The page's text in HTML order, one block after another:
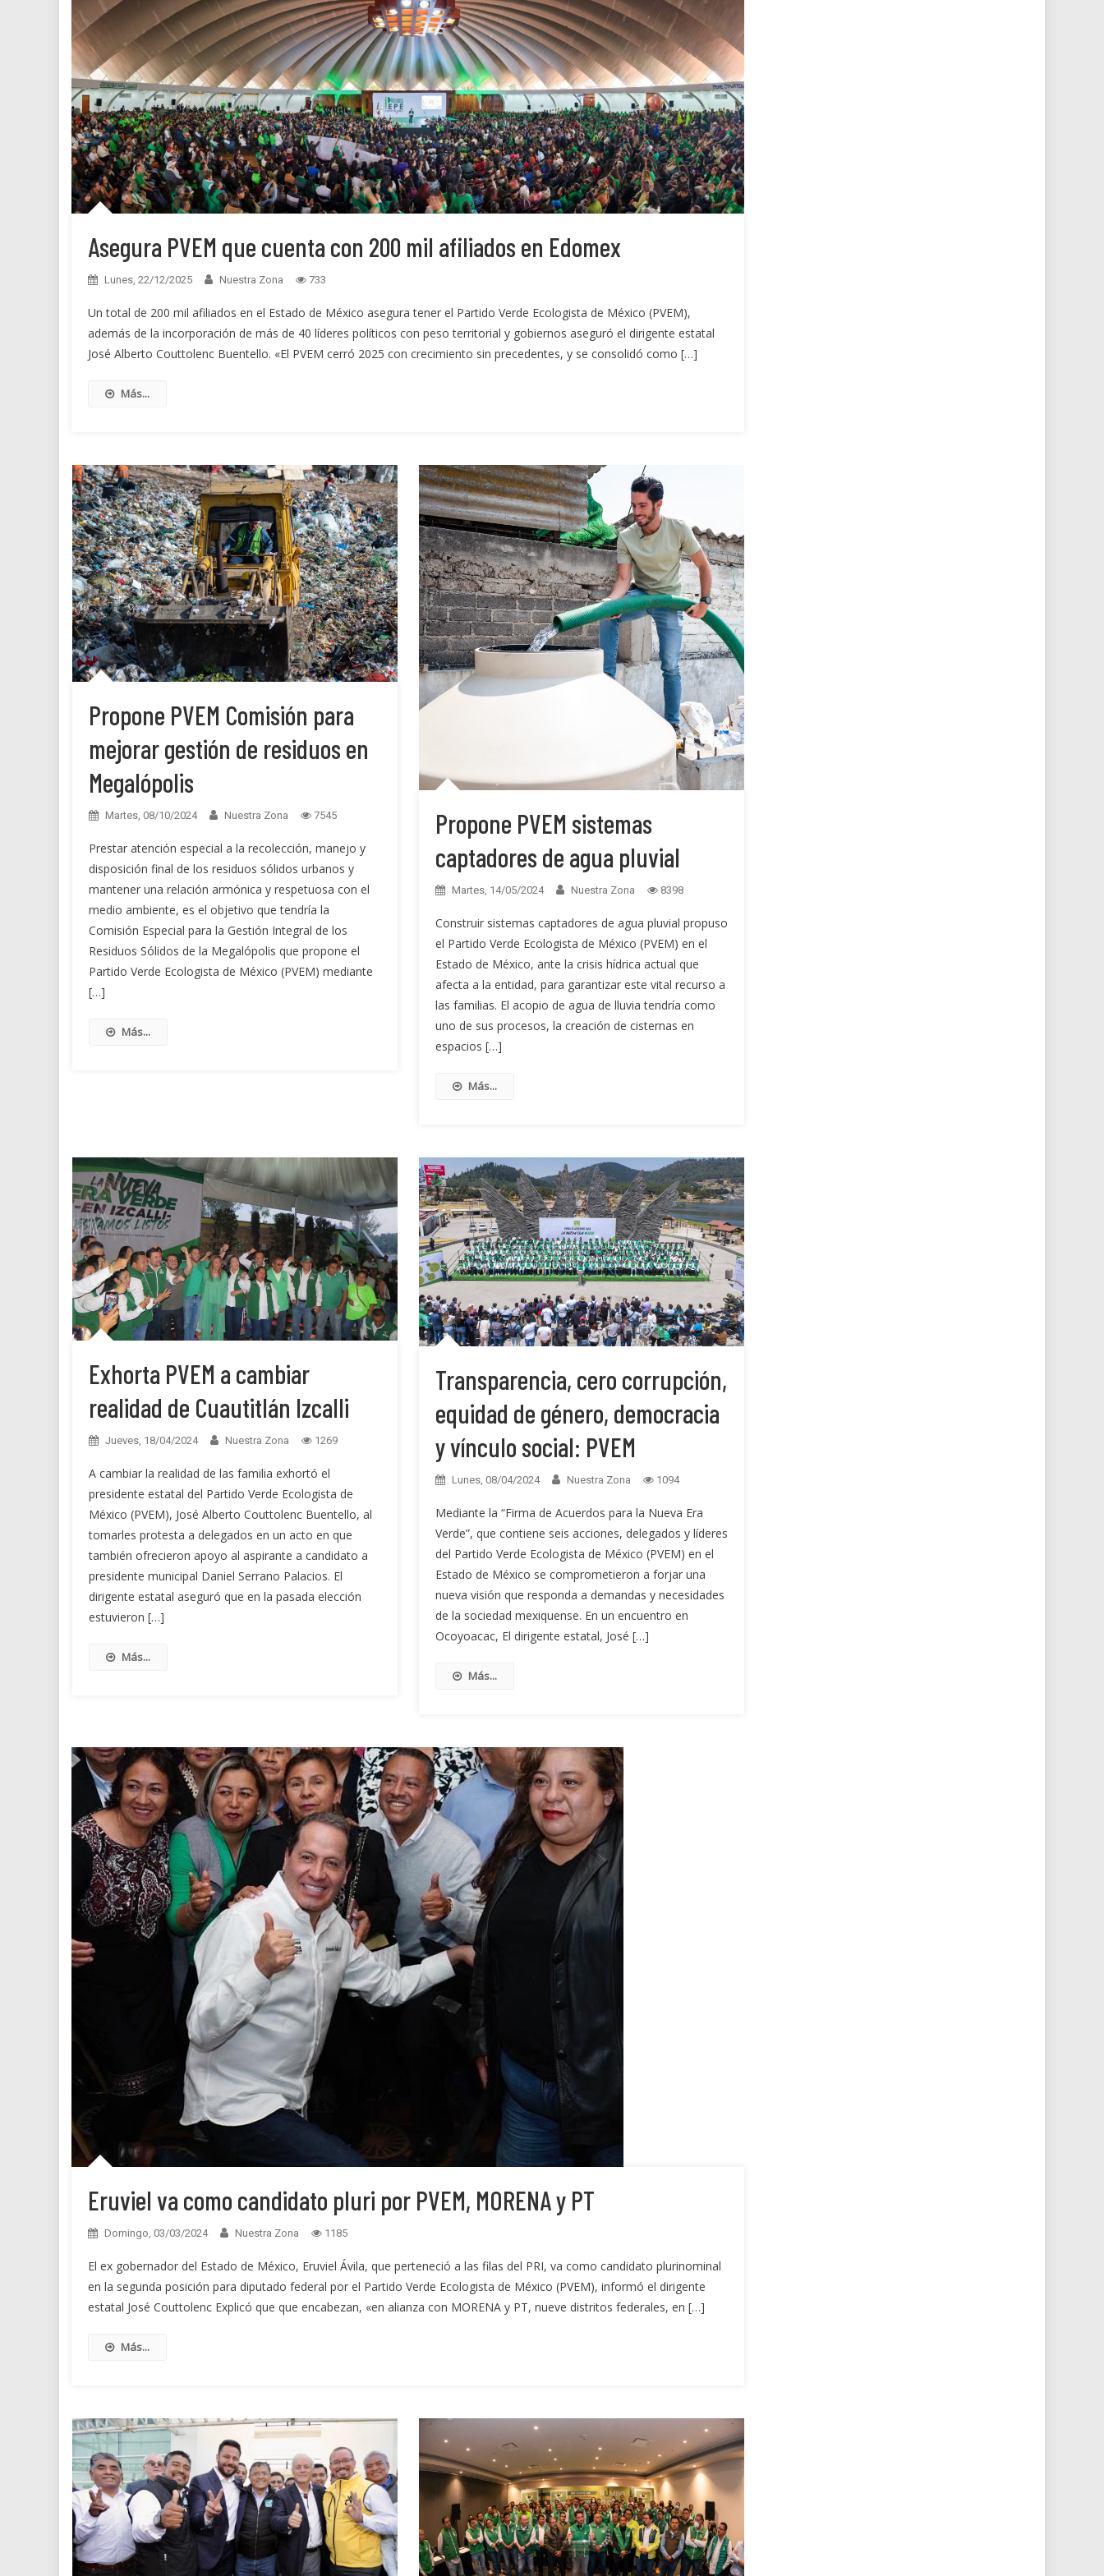
Asegura PVEM que cuenta con 200 mil afiliados en Edomex
Lunes, 22/12/2025 Nuestra Zona 733
Un total de 200 mil afiliados en el Estado de México asegura tener el Partido Verde Ecologista de México (PVEM),
además de la incorporación de más de 40 líderes políticos con peso territorial y gobiernos aseguró el dirigente estatal
José Alberto Couttolenc Buentello. «El PVEM cerró 2025 con crecimiento sin precedentes, y se consolidó como […]
Más...
Propone PVEM Comisión para
mejorar gestión de residuos en
Megalópolis
Martes, 08/10/2024 Nuestra Zona 7545
Prestar atención especial a la recolección, manejo y
disposición final de los residuos sólidos urbanos y
mantener una relación armónica y respetuosa con el
medio ambiente, es el objetivo que tendría la
Comisión Especial para la Gestión Integral de los
Residuos Sólidos de la Megalópolis que propone el
Partido Verde Ecologista de México (PVEM) mediante
[…]
Más...
Propone PVEM sistemas
captadores de agua pluvial
Martes, 14/05/2024 Nuestra Zona 8398
Construir sistemas captadores de agua pluvial propuso
el Partido Verde Ecologista de México (PVEM) en el
Estado de México, ante la crisis hídrica actual que
afecta a la entidad, para garantizar este vital recurso a
las familias. El acopio de agua de lluvia tendría como
uno de sus procesos, la creación de cisternas en
espacios […]
Más...
Exhorta PVEM a cambiar
realidad de Cuautitlán Izcalli
Jueves, 18/04/2024 Nuestra Zona 1269
A cambiar la realidad de las familia exhortó el
presidente estatal del Partido Verde Ecologista de
México (PVEM), José Alberto Couttolenc Buentello, al
tomarles protesta a delegados en un acto en que
también ofrecieron apoyo al aspirante a candidato a
presidente municipal Daniel Serrano Palacios. El
dirigente estatal aseguró que en la pasada elección
estuvieron […]
Más...
Transparencia, cero corrupción,
equidad de género, democracia
y vínculo social: PVEM
Lunes, 08/04/2024 Nuestra Zona 1094
Mediante la “Firma de Acuerdos para la Nueva Era
Verde”, que contiene seis acciones, delegados y líderes
del Partido Verde Ecologista de México (PVEM) en el
Estado de México se comprometieron a forjar una
nueva visión que responda a demandas y necesidades
de la sociedad mexiquense. En un encuentro en
Ocoyoacac, El dirigente estatal, José […]
Más...
Eruviel va como candidato pluri por PVEM, MORENA y PT
Domingo, 03/03/2024 Nuestra Zona 1185
El ex gobernador del Estado de México, Eruviel Ávila, que perteneció a las filas del PRI, va como candidato plurinominal
en la segunda posición para diputado federal por el Partido Verde Ecologista de México (PVEM), informó el dirigente
estatal José Couttolenc Explicó que que encabezan, «en alianza con MORENA y PT, nueve distritos federales, en […]
Más...